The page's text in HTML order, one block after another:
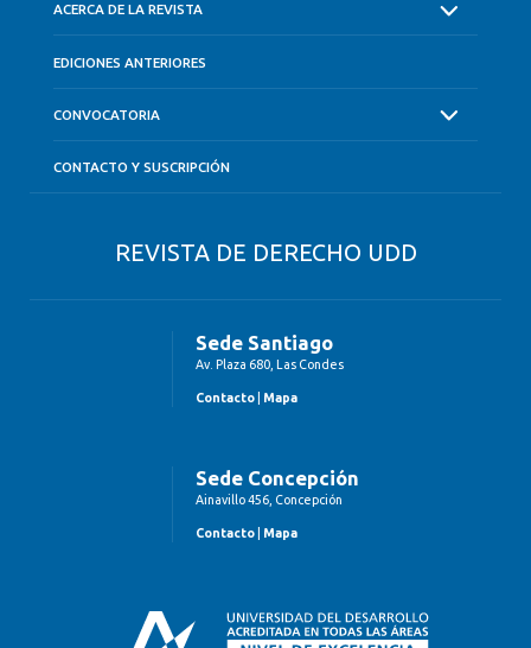
ACERCA DE LA REVISTA
EDICIONES ANTERIORES
CONVOCATORIA
CONTACTO Y SUSCRIPCIÓN
REVISTA DE DERECHO UDD
Sede Santiago
Av. Plaza 680, Las Condes
Contacto Mapa
Sede Concepción
Ainavillo 456, Concepción
Contacto Mapa